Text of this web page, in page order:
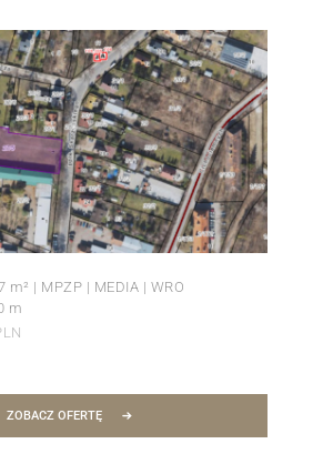
m² | MPZP | MEDIA | WRO
m
ZOBACZ OFERTĘ